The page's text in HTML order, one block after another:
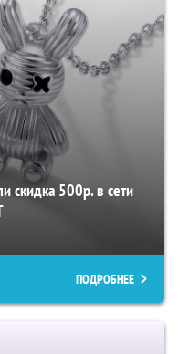
скидка 500р. в сети
ПОДРОБНЕЕ